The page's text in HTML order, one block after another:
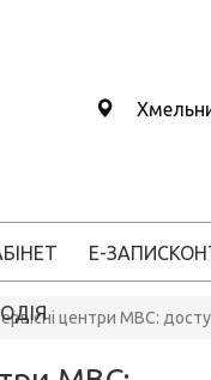
Е-ЗАПИС
центри МВС: